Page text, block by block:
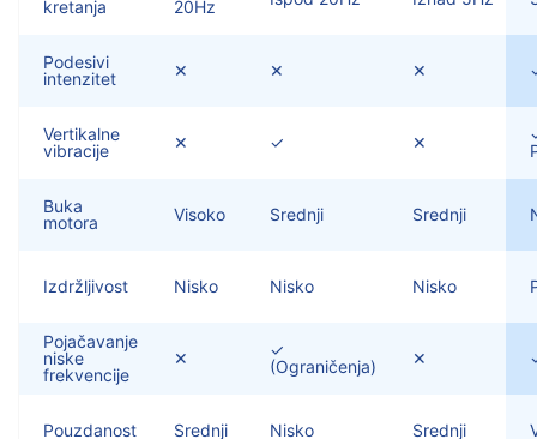
kretanja
20Hz
Podesivi
intenzitet
✕ ✕ ✕
Vertikalne
vibracije
✕ ✓ ✕
Buka
motora
Visoko Srednji Srednji
Izdržljivost Nisko Nisko Nisko
Pojačavanje
niske
frekvencije
✕
✓
(Ograničenja)
✕
Pouzdanost Srednji Nisko Srednji